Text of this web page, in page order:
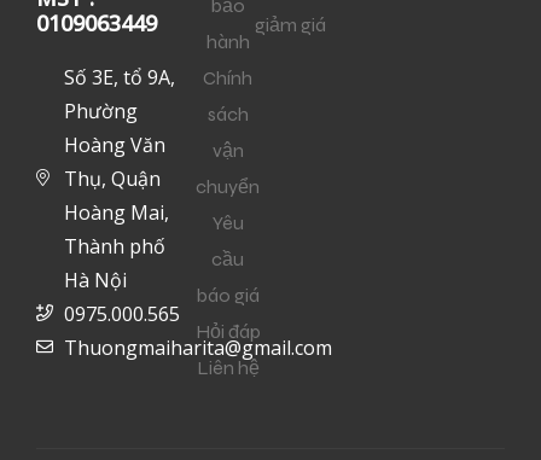
0109063449
Số 3E, tổ 9A,
Phường
Hoàng Văn
Thụ, Quận
Hoàng Mai,
Thành phố
Hà Nội
0975.000.565
Thuongmaiharita@gmail.com
bảo
hành
Chính
sách
vận
chuyển
Yêu
cầu
báo giá
Hỏi đáp
Liên hệ
giảm giá